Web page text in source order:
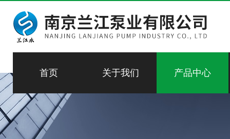
首页 关于我们 产品中心